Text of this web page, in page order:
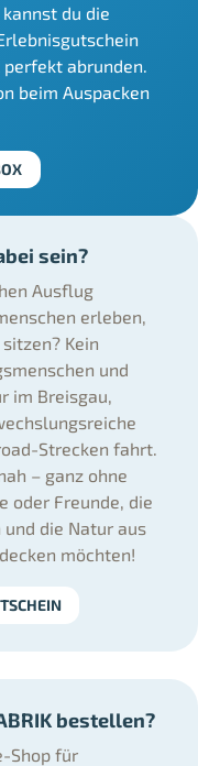
du die
perfekt abrunden.
beim Auspacken
sein?
Ausflug
erleben,
Kein
und
im Breisgau,
Strecken fahrt.
– ganz ohne
oder Freunde, die
die Natur aus
möchten!
bestellen?
Shop für